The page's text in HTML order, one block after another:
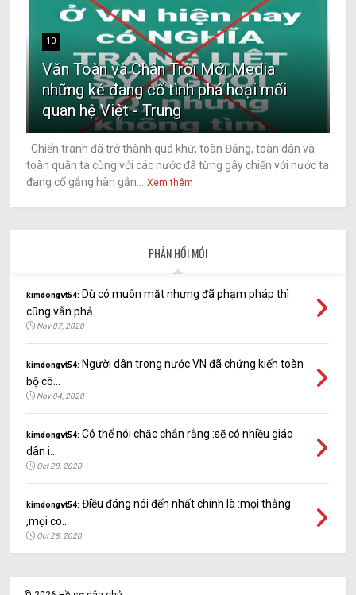
10
Văn Toàn và Chân Trời Mới Media
những kẻ đang cố tình phá hoại mối
quan hệ Việt - Trung
Chiến tranh đã trở thành quá khứ, toàn Đảng, toàn dân và
toàn quân ta cùng với các nước đã từng gây chiến với nước ta
đang cố gắng hàn gắn...
Xem thêm
PHẢN HỒI MỚI
kimdongvt54: Dù có muôn mặt nhưng đã phạm pháp thì
cũng vẫn phả...
Nov 07, 2020
kimdongvt54: Người dân trong nước VN đã chứng kiến toàn
bộ cô...
Nov 04, 2020
kimdongvt54: Có thể nói chắc chắn rằng :sẽ có nhiều giáo
dân i...
Oct 28, 2020
kimdongvt54: Điều đáng nói đến nhất chính là :mọi thằng
,mọi co...
Oct 28, 2020